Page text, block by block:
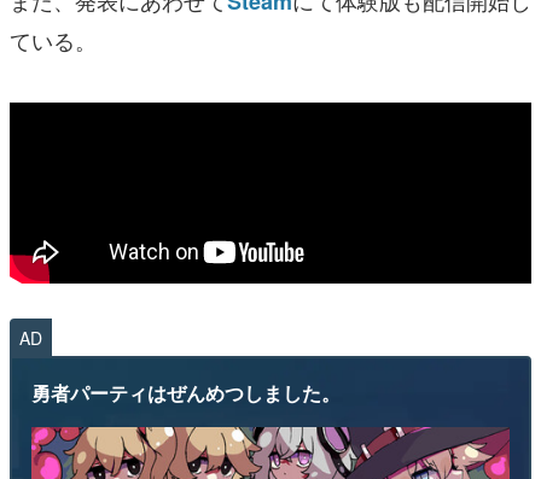
ている。
AD
勇者パーティはぜんめつしました。